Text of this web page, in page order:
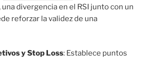
divergencia en el RSI junto con un
reforzar la validez de una
y Stop Loss: Establece puntos